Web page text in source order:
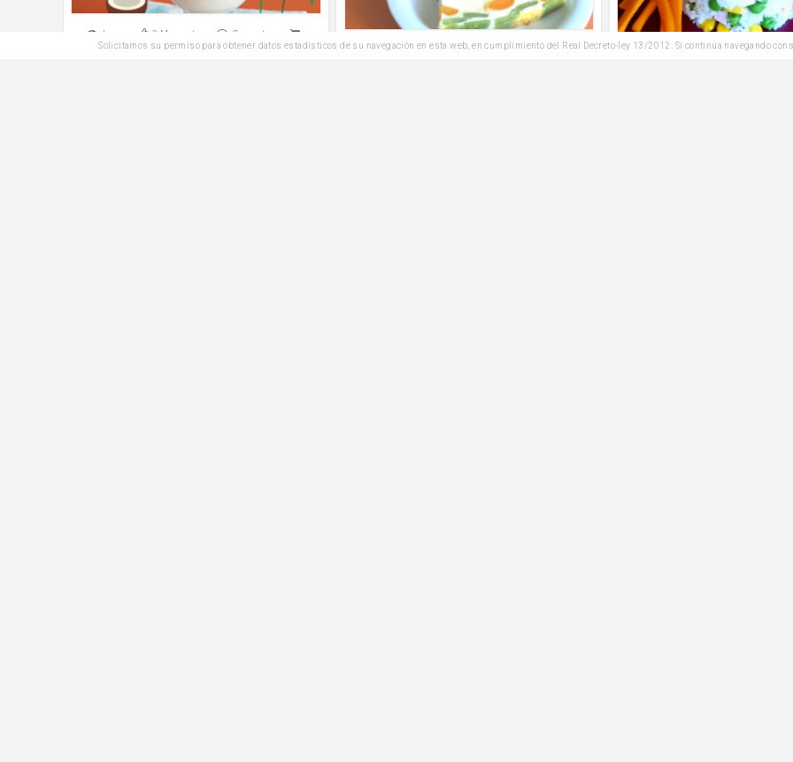
Leer 3 Me gusta Comentar
Leer 2Me gusta Comentar
Solicitamos su permiso para obtener datos estadísticos de su navegación en esta web, en cumplimiento del Real Decreto-ley 13/2012. Si continúa navegando